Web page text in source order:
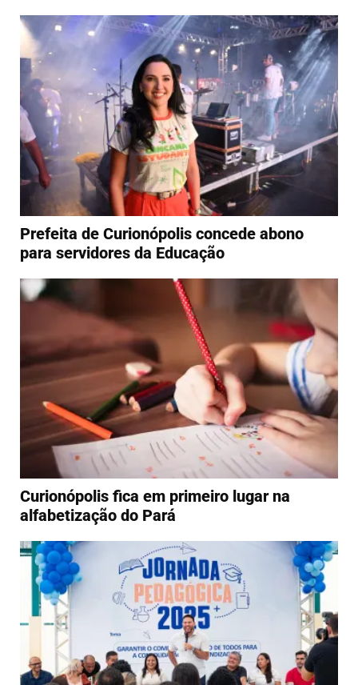
Prefeita de Curionópolis concede abono
para servidores da Educação
Curionópolis fica em primeiro lugar na
alfabetização do Pará